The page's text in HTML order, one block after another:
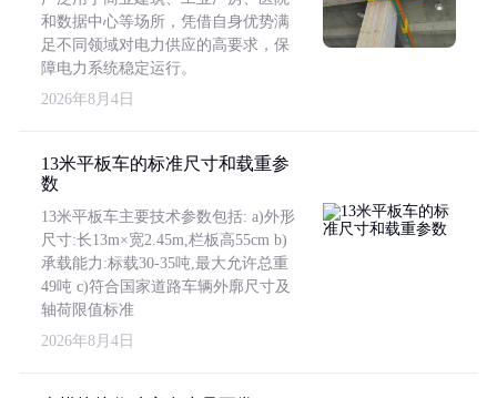
和数据中心等场所，凭借自身优势满
足不同领域对电力供应的高要求，保
障电力系统稳定运行。
2026年8月4日
13米平板车的标准尺寸和载重参
数
13米平板车主要技术参数包括: a)外形
尺寸:长13m×宽2.45m,栏板高55cm b)
承载能力:标载30-35吨,最大允许总重
49吨 c)符合国家道路车辆外廓尺寸及
轴荷限值标准
2026年8月4日